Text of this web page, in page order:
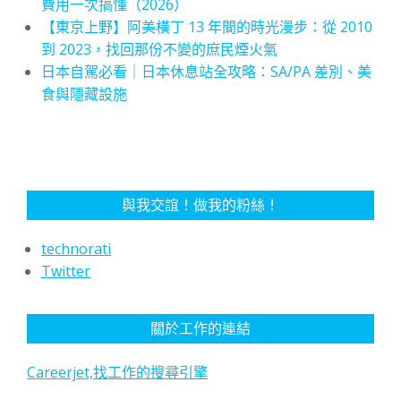
費用一次搞懂（2026）
【東京上野】阿美橫丁 13 年間的時光漫步：從 2010
到 2023，找回那份不變的庶民煙火氣
日本自駕必看｜日本休息站全攻略：SA/PA 差別、美
食與隱藏設施
與我交誼！做我的粉絲！
technorati
Twitter
關於工作的連結
Careerjet,找工作的搜尋引擎